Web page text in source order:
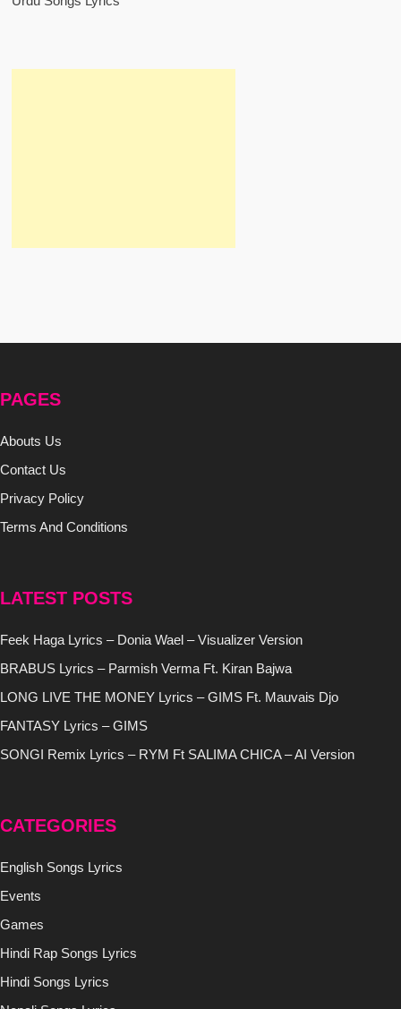
PAGES
Abouts Us
Contact Us
Privacy Policy
Terms And Conditions
LATEST POSTS
Feek Haga Lyrics – Donia Wael – Visualizer Version
BRABUS Lyrics – Parmish Verma Ft. Kiran Bajwa
LONG LIVE THE MONEY Lyrics – GIMS Ft. Mauvais Djo
FANTASY Lyrics – GIMS
SONGI Remix Lyrics – RYM Ft SALIMA CHICA – AI Version
CATEGORIES
English Songs Lyrics
Events
Games
Hindi Rap Songs Lyrics
Hindi Songs Lyrics